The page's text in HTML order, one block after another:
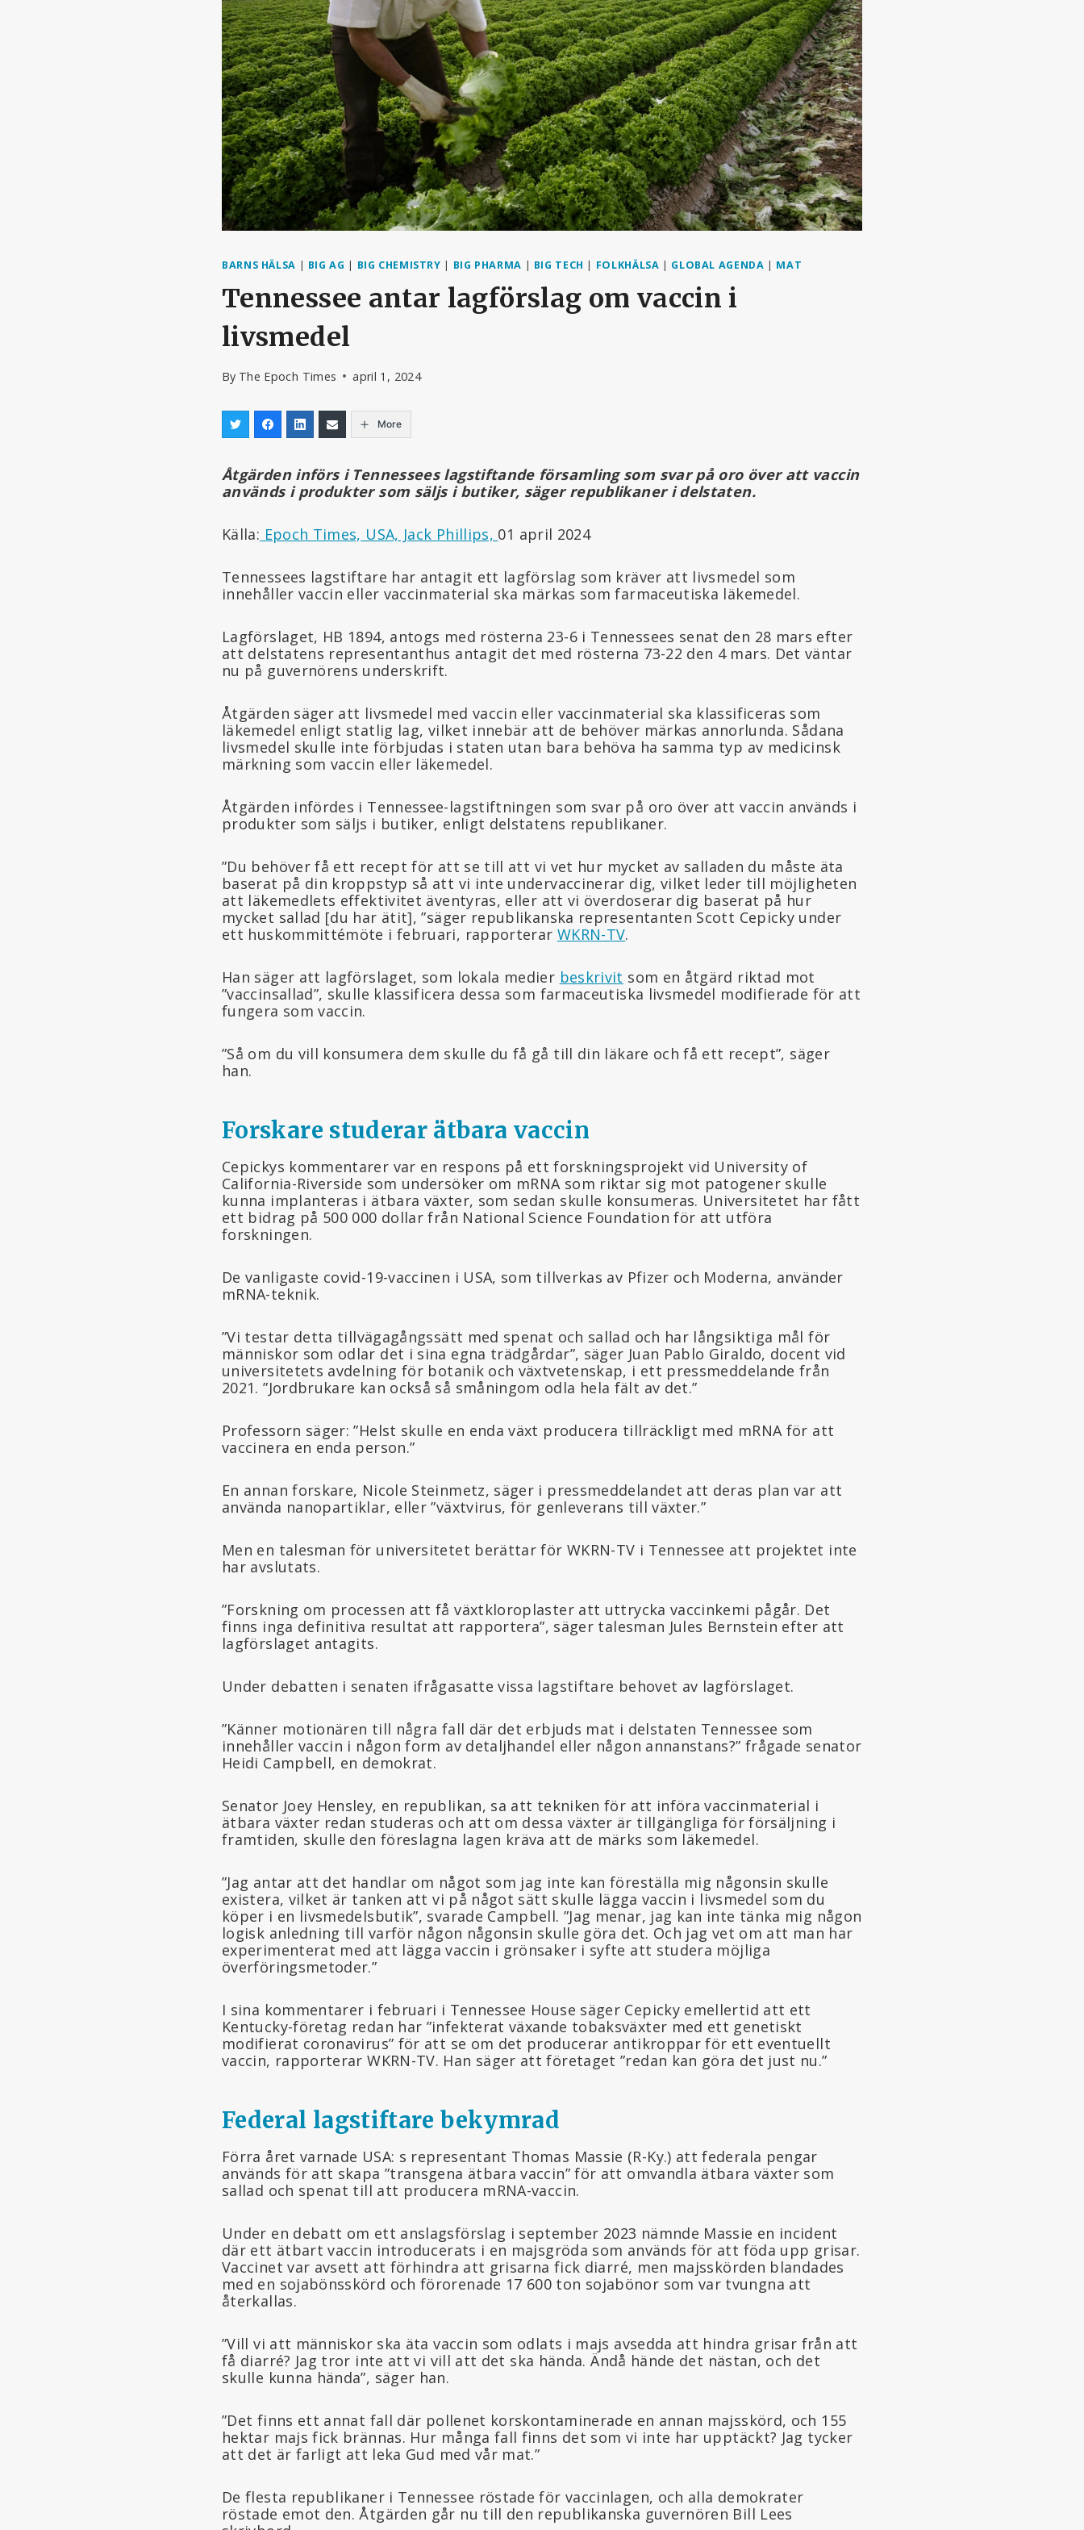
BARNS HÄLSA | BIG AG | BIG CHEMISTRY | BIG PHARMA | BIG TECH | FOLKHÄLSA | GLOBAL AGENDA | MAT
Tennessee antar lagförslag om vaccin i
livsmedel
By The Epoch Times april 1, 2024
More
Åtgärden införs i Tennessees lagstiftande församling som svar på oro över att vaccin
används i produkter som säljs i butiker, säger republikaner i delstaten.
Källa: Epoch Times, USA, Jack Phillips, 01 april 2024
Tennessees lagstiftare har antagit ett lagförslag som kräver att livsmedel som
innehåller vaccin eller vaccinmaterial ska märkas som farmaceutiska läkemedel.
Lagförslaget, HB 1894, antogs med rösterna 23-6 i Tennessees senat den 28 mars efter
att delstatens representanthus antagit det med rösterna 73-22 den 4 mars. Det väntar
nu på guvernörens underskrift.
Åtgärden säger att livsmedel med vaccin eller vaccinmaterial ska klassificeras som
läkemedel enligt statlig lag, vilket innebär att de behöver märkas annorlunda. Sådana
livsmedel skulle inte förbjudas i staten utan bara behöva ha samma typ av medicinsk
märkning som vaccin eller läkemedel.
Åtgärden infördes i Tennessee-lagstiftningen som svar på oro över att vaccin används i
produkter som säljs i butiker, enligt delstatens republikaner.
”Du behöver få ett recept för att se till att vi vet hur mycket av salladen du måste äta
baserat på din kroppstyp så att vi inte undervaccinerar dig, vilket leder till möjligheten
att läkemedlets effektivitet äventyras, eller att vi överdoserar dig baserat på hur
mycket sallad [du har ätit], ”säger republikanska representanten Scott Cepicky under
ett huskommittémöte i februari, rapporterar WKRN-TV.
Han säger att lagförslaget, som lokala medier beskrivit som en åtgärd riktad mot
”vaccinsallad”, skulle klassificera dessa som farmaceutiska livsmedel modifierade för att
fungera som vaccin.
”Så om du vill konsumera dem skulle du få gå till din läkare och få ett recept”, säger
han.
Forskare studerar ätbara vaccin
Cepickys kommentarer var en respons på ett forskningsprojekt vid University of
California-Riverside som undersöker om mRNA som riktar sig mot patogener skulle
kunna implanteras i ätbara växter, som sedan skulle konsumeras. Universitetet har fått
ett bidrag på 500 000 dollar från National Science Foundation för att utföra
forskningen.
De vanligaste covid-19-vaccinen i USA, som tillverkas av Pfizer och Moderna, använder
mRNA-teknik.
”Vi testar detta tillvägagångssätt med spenat och sallad och har långsiktiga mål för
människor som odlar det i sina egna trädgårdar”, säger Juan Pablo Giraldo, docent vid
universitetets avdelning för botanik och växtvetenskap, i ett pressmeddelande från
2021. ”Jordbrukare kan också så småningom odla hela fält av det.”
Professorn säger: ”Helst skulle en enda växt producera tillräckligt med mRNA för att
vaccinera en enda person.”
En annan forskare, Nicole Steinmetz, säger i pressmeddelandet att deras plan var att
använda nanopartiklar, eller ”växtvirus, för genleverans till växter.”
Men en talesman för universitetet berättar för WKRN-TV i Tennessee att projektet inte
har avslutats.
”Forskning om processen att få växtkloroplaster att uttrycka vaccinkemi pågår. Det
finns inga definitiva resultat att rapportera”, säger talesman Jules Bernstein efter att
lagförslaget antagits.
Under debatten i senaten ifrågasatte vissa lagstiftare behovet av lagförslaget.
”Känner motionären till några fall där det erbjuds mat i delstaten Tennessee som
innehåller vaccin i någon form av detaljhandel eller någon annanstans?” frågade senator
Heidi Campbell, en demokrat.
Senator Joey Hensley, en republikan, sa att tekniken för att införa vaccinmaterial i
ätbara växter redan studeras och att om dessa växter är tillgängliga för försäljning i
framtiden, skulle den föreslagna lagen kräva att de märks som läkemedel.
”Jag antar att det handlar om något som jag inte kan föreställa mig någonsin skulle
existera, vilket är tanken att vi på något sätt skulle lägga vaccin i livsmedel som du
köper i en livsmedelsbutik”, svarade Campbell. ”Jag menar, jag kan inte tänka mig någon
logisk anledning till varför någon någonsin skulle göra det. Och jag vet om att man har
experimenterat med att lägga vaccin i grönsaker i syfte att studera möjliga
överföringsmetoder.”
I sina kommentarer i februari i Tennessee House säger Cepicky emellertid att ett
Kentucky-företag redan har ”infekterat växande tobaksväxter med ett genetiskt
modifierat coronavirus” för att se om det producerar antikroppar för ett eventuellt
vaccin, rapporterar WKRN-TV. Han säger att företaget ”redan kan göra det just nu.”
Federal lagstiftare bekymrad
Förra året varnade USA: s representant Thomas Massie (R-Ky.) att federala pengar
används för att skapa ”transgena ätbara vaccin” för att omvandla ätbara växter som
sallad och spenat till att producera mRNA-vaccin.
Under en debatt om ett anslagsförslag i september 2023 nämnde Massie en incident
där ett ätbart vaccin introducerats i en majsgröda som används för att föda upp grisar.
Vaccinet var avsett att förhindra att grisarna fick diarré, men majsskörden blandades
med en sojabönsskörd och förorenade 17 600 ton sojabönor som var tvungna att
återkallas.
”Vill vi att människor ska äta vaccin som odlats i majs avsedda att hindra grisar från att
få diarré? Jag tror inte att vi vill att det ska hända. Ändå hände det nästan, och det
skulle kunna hända”, säger han.
”Det finns ett annat fall där pollenet korskontaminerade en annan majsskörd, och 155
hektar majs fick brännas. Hur många fall finns det som vi inte har upptäckt? Jag tycker
att det är farligt att leka Gud med vår mat.”
De flesta republikaner i Tennessee röstade för vaccinlagen, och alla demokrater
röstade emot den. Åtgärden går nu till den republikanska guvernören Bill Lees